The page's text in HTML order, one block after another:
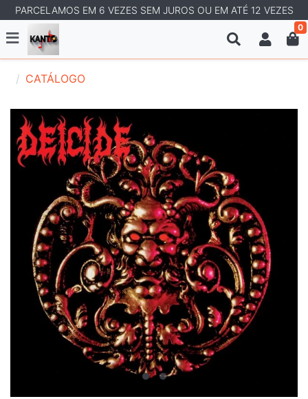
PARCELAMOS EM 6 VEZES SEM JUROS OU EM ATÉ 12 VEZES
0
CATÁLOGO